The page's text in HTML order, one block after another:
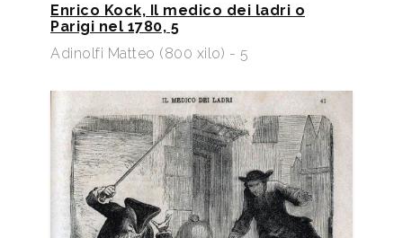
Enrico Kock, Il medico dei ladri o
Parigi nel 1780, 5
Adinolfi Matteo (800 xilo) - 5